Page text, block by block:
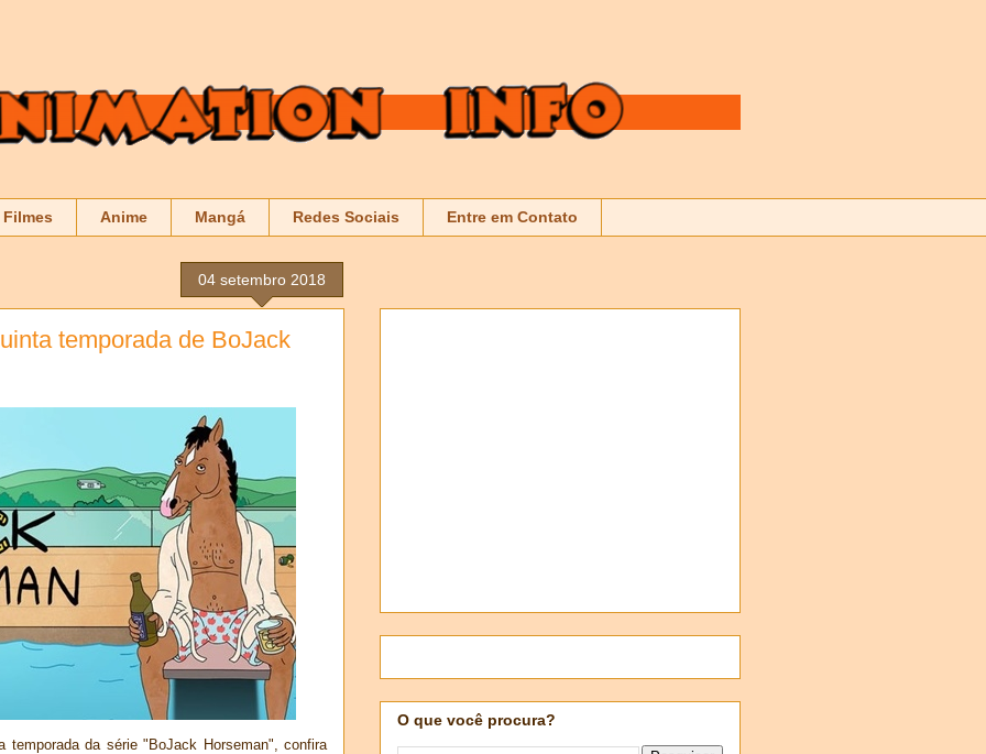
Filmes Anime Mangá Redes Sociais Entre em Contato
04 setembro 2018
temporada de BoJack
temporada da série "BoJack Horseman", confira
O que você procura?